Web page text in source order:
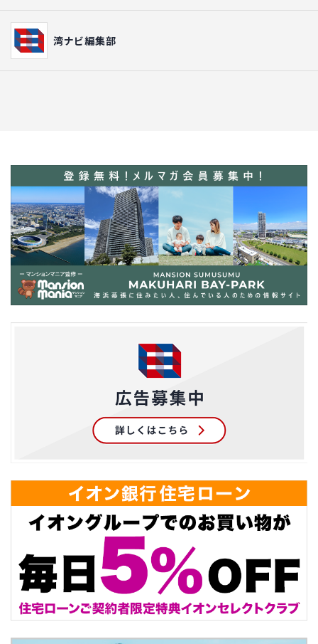
湾ナビ編集部